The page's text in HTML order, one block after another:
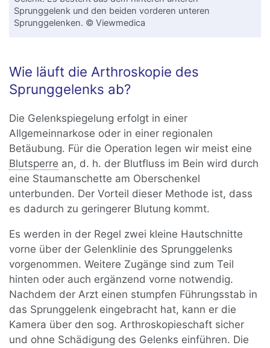
Sprunggelenk und den beiden vorderen unteren
Sprunggelenken. © Viewmedica
Wie läuft die Arthroskopie des
Sprunggelenks ab?
Die Gelenkspiegelung erfolgt in einer
Allgemeinnarkose oder in einer regionalen
Betäubung. Für die Operation legen wir meist eine
Blutsperre an, d. h. der Blutfluss im Bein wird durch
eine Staumanschette am Oberschenkel
unterbunden. Der Vorteil dieser Methode ist, dass
es dadurch zu geringerer Blutung kommt.
Es werden in der Regel zwei kleine Hautschnitte
vorne über der Gelenklinie des Sprunggelenks
vorgenommen. Weitere Zugänge sind zum Teil
hinten oder auch ergänzend vorne notwendig.
Nachdem der Arzt einen stumpfen Führungsstab in
das Sprunggelenk eingebracht hat, kann er die
Kamera über den sog. Arthroskopieschaft sicher
und ohne Schädigung des Gelenks einführen. Die